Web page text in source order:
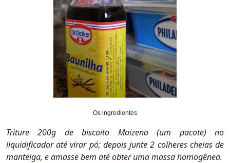
Os ingredientes
Triture 200g de biscoito Maizena (um pacote) no
liquidificador até virar pó; depois junte 2 colheres cheias de
manteiga, e amasse bem até obter uma massa homogênea.